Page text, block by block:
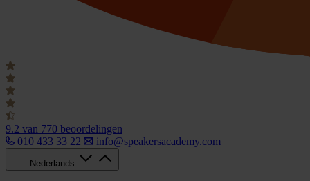
9.2 van 770 beoordelingen
010 433 33 22
info@speakersacademy.com
Nederlands